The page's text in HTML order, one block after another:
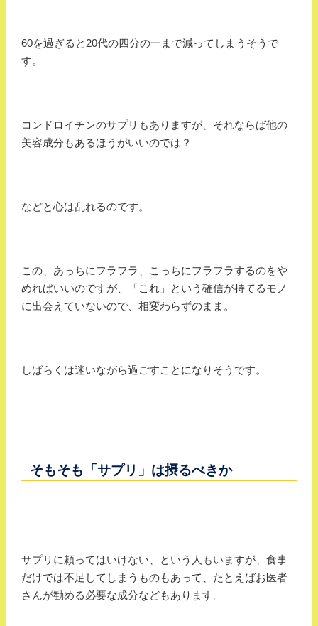
60を過ぎると20代の四分の一まで減ってしまうそうで
す。
コンドロイチンのサプリもありますが、それならば他の
美容成分もあるほうがいいのでは？
などと心は乱れるのです。
この、あっちにフラフラ、こっちにフラフラするのをや
めればいいのですが、「これ」という確信が持てるモノ
に出会えていないので、相変わらずのまま。
しばらくは迷いながら過ごすことになりそうです。
そもそも「サプリ」は摂るべきか
サプリに頼ってはいけない、という人もいますが、食事
だけでは不足してしまうものもあって、たとえばお医者
さんが勧める必要な成分などもあります。